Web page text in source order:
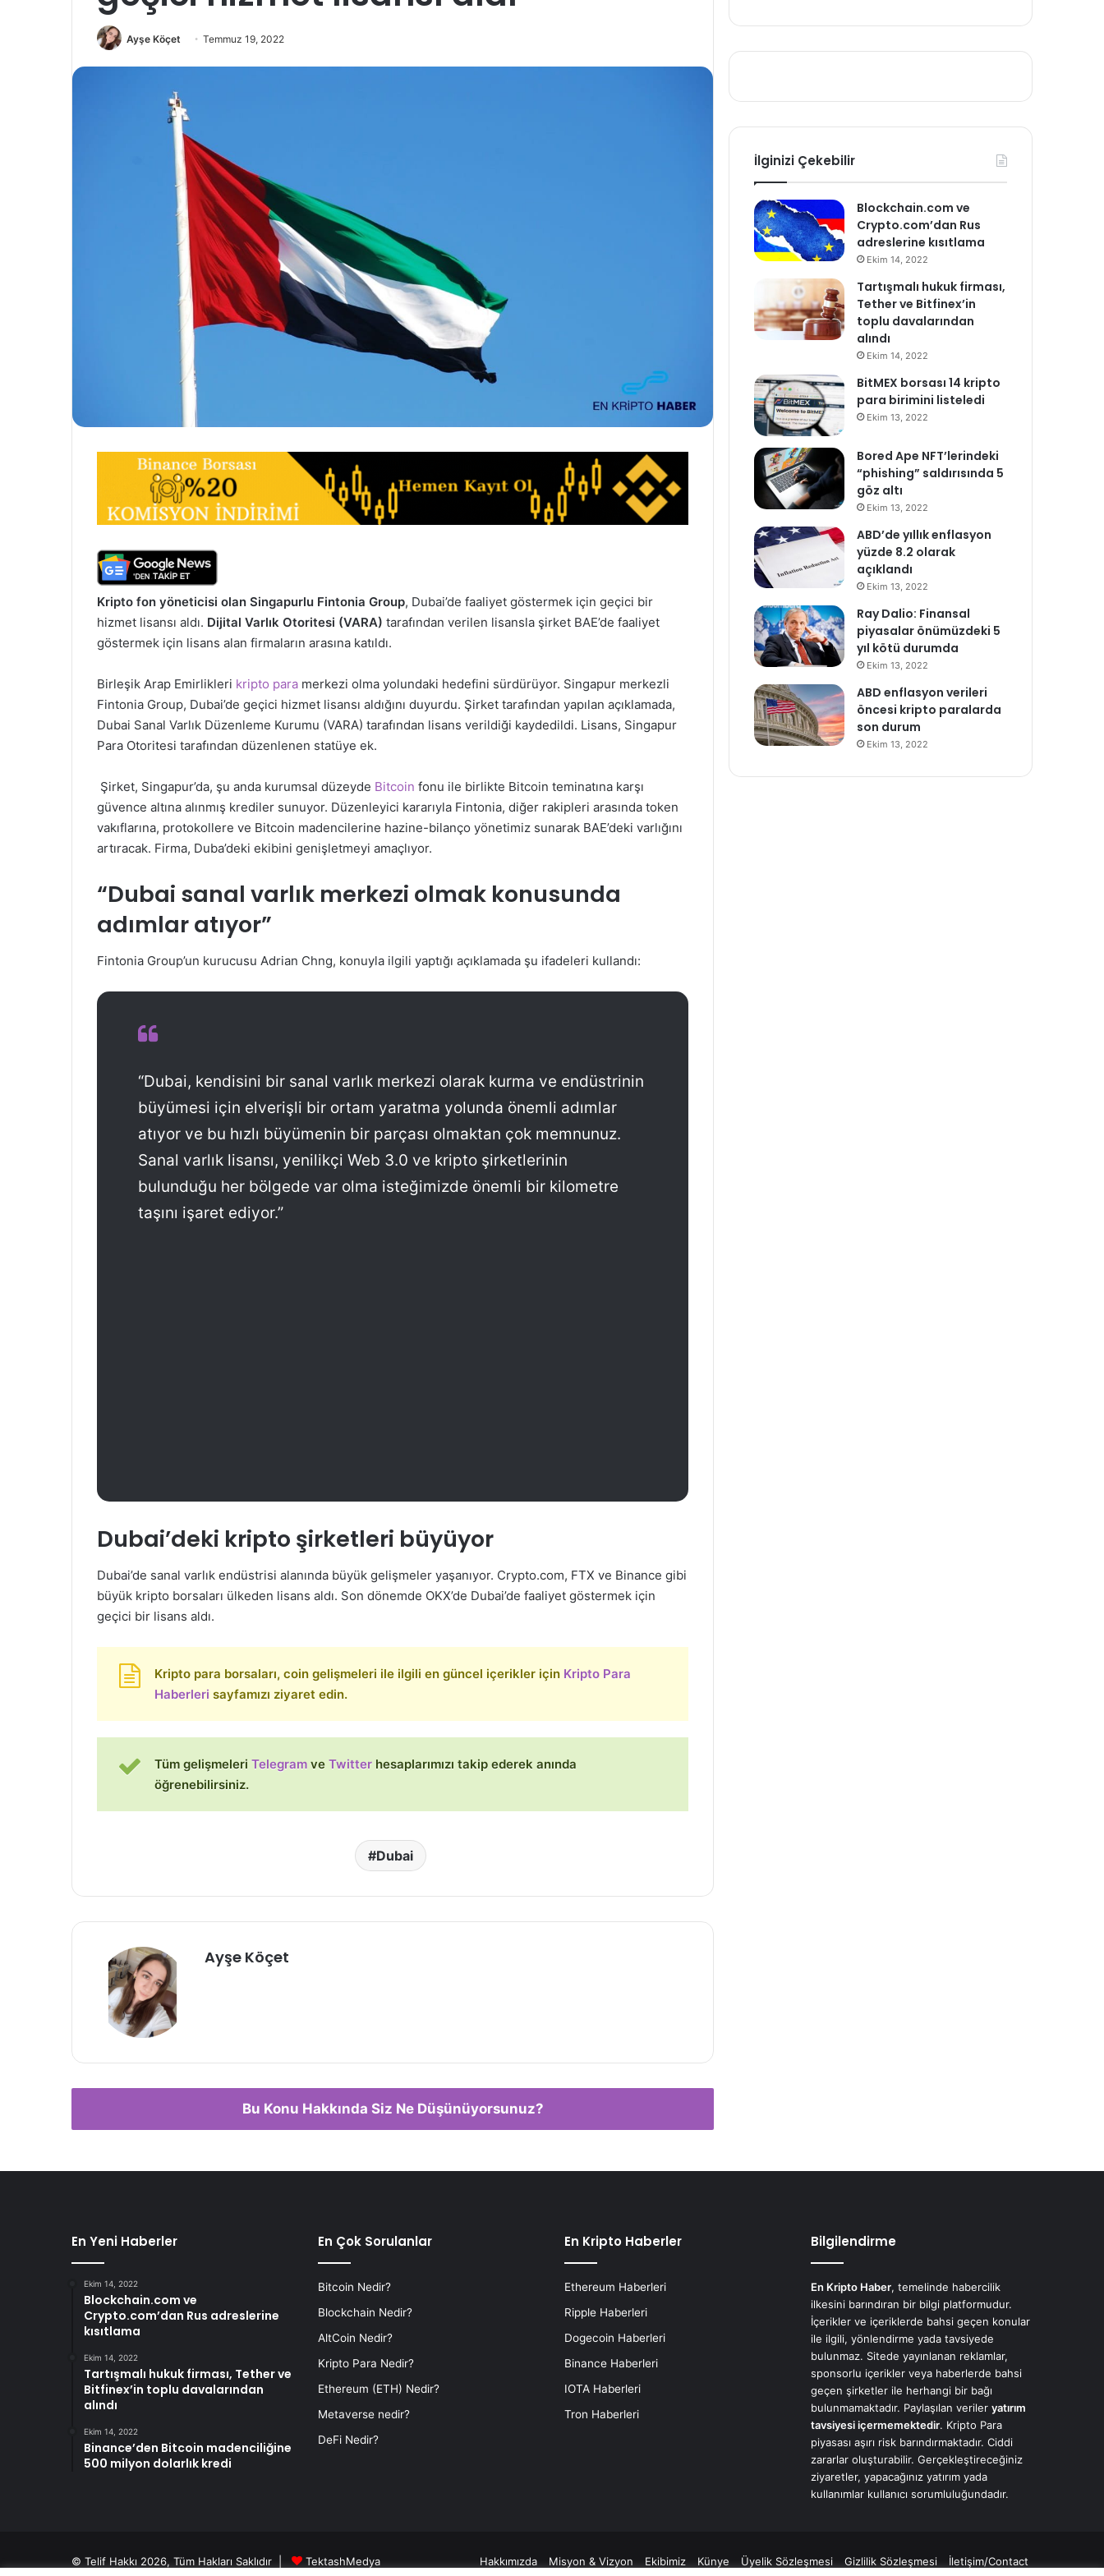
Ayşe Köçet Temmuz 19, 2022
Kripto fon yöneticisi olan Singapurlu Fintonia Group, Dubai’de faaliyet göstermek için geçici bir
hizmet lisansı aldı. Dijital Varlık Otoritesi (VARA) tarafından verilen lisansla şirket BAE’de faaliyet
göstermek için lisans alan firmaların arasına katıldı.
Birleşik Arap Emirlikleri kripto para merkezi olma yolundaki hedefini sürdürüyor. Singapur merkezli
Fintonia Group, Dubai’de geçici hizmet lisansı aldığını duyurdu. Şirket tarafından yapılan açıklamada,
Dubai Sanal Varlık Düzenleme Kurumu (VARA) tarafından lisans verildiği kaydedildi. Lisans, Singapur
Para Otoritesi tarafından düzenlenen statüye ek.
Şirket, Singapur’da, şu anda kurumsal düzeyde Bitcoin fonu ile birlikte Bitcoin teminatına karşı
güvence altına alınmış krediler sunuyor. Düzenleyici kararıyla Fintonia, diğer rakipleri arasında token
vakıflarına, protokollere ve Bitcoin madencilerine hazine-bilanço yönetimiz sunarak BAE’deki varlığını
artıracak. Firma, Duba’deki ekibini genişletmeyi amaçlıyor.
“Dubai sanal varlık merkezi olmak konusunda
adımlar atıyor”
Fintonia Group’un kurucusu Adrian Chng, konuyla ilgili yaptığı açıklamada şu ifadeleri kullandı:
“Dubai, kendisini bir sanal varlık merkezi olarak kurma ve endüstrinin
büyümesi için elverişli bir ortam yaratma yolunda önemli adımlar
atıyor ve bu hızlı büyümenin bir parçası olmaktan çok memnunuz.
Sanal varlık lisansı, yenilikçi Web 3.0 ve kripto şirketlerinin
bulunduğu her bölgede var olma isteğimizde önemli bir kilometre
taşını işaret ediyor.”
Dubai’deki kripto şirketleri büyüyor
Dubai’de sanal varlık endüstrisi alanında büyük gelişmeler yaşanıyor. Crypto.com, FTX ve Binance gibi
büyük kripto borsaları ülkeden lisans aldı. Son dönemde OKX’de Dubai’de faaliyet göstermek için
geçici bir lisans aldı.
Kripto para borsaları, coin gelişmeleri ile ilgili en güncel içerikler için Kripto Para
Haberleri sayfamızı ziyaret edin.
Tüm gelişmeleri Telegram ve Twitter hesaplarımızı takip ederek anında
öğrenebilirsiniz.
Dubai
Ayşe Köçet
Bu Konu Hakkında Siz Ne Düşünüyorsunuz?
İlginizi Çekebilir
Blockchain.com ve
Crypto.com’dan Rus
adreslerine kısıtlama
Ekim 14, 2022
Tartışmalı hukuk firması,
Tether ve Bitfinex’in
toplu davalarından
alındı
Ekim 14, 2022
BitMEX borsası 14 kripto
para birimini listeledi
Ekim 13, 2022
Bored Ape NFT’lerindeki
“phishing” saldırısında 5
göz altı
Ekim 13, 2022
ABD’de yıllık enflasyon
yüzde 8.2 olarak
açıklandı
Ekim 13, 2022
Ray Dalio: Finansal
piyasalar önümüzdeki 5
yıl kötü durumda
Ekim 13, 2022
ABD enflasyon verileri
öncesi kripto paralarda
son durum
Ekim 13, 2022
En Yeni Haberler
Ekim 14, 2022
Blockchain.com ve
Crypto.com’dan Rus adreslerine
kısıtlama
Ekim 14, 2022
Tartışmalı hukuk firması, Tether ve
Bitfinex’in toplu davalarından
alındı
Ekim 14, 2022
Binance’den Bitcoin madenciliğine
500 milyon dolarlık kredi
En Çok Sorulanlar
Bitcoin Nedir?
Blockchain Nedir?
AltCoin Nedir?
Kripto Para Nedir?
Ethereum (ETH) Nedir?
Metaverse nedir?
DeFi Nedir?
En Kripto Haberler
Ethereum Haberleri
Ripple Haberleri
Dogecoin Haberleri
Binance Haberleri
IOTA Haberleri
Tron Haberleri
Bilgilendirme
En Kripto Haber, temelinde habercilik
ilkesini barındıran bir bilgi platformudur.
İçerikler ve içeriklerde bahsi geçen konular
ile ilgili, yönlendirme yada tavsiyede
bulunmaz. Sitede yayınlanan reklamlar,
sponsorlu içerikler veya haberlerde bahsi
geçen şirketler ile herhangi bir bağı
bulunmamaktadır. Paylaşılan veriler yatırım
tavsiyesi içermemektedir. Kripto Para
piyasası aşırı risk barındırmaktadır. Ciddi
zararlar oluşturabilir. Gerçekleştireceğiniz
ziyaretler, yapacağınız yatırım yada
kullanımlar kullanıcı sorumluluğundadır.
© Telif Hakkı 2026, Tüm Hakları Saklıdır | TektashMedya Hakkımızda Misyon & Vizyon Ekibimiz Künye Üyelik Sözleşmesi Gizlilik Sözleşmesi İletişim/Contact